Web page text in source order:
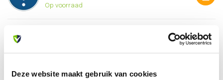
Deze website maakt gebruik van cookies
Op voorraad
€2,96